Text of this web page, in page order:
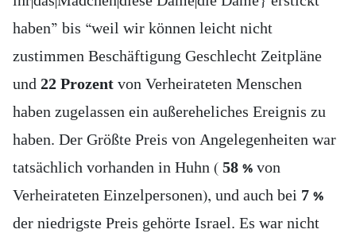
haben” bis “weil wir können leicht nicht
zustimmen Beschäftigung Geschlecht Zeitpläne
und 22 Prozent von Verheirateten Menschen
haben zugelassen ein außereheliches Ereignis zu
haben. Der Größte Preis von Angelegenheiten war
tatsächlich vorhanden in Huhn ( 58 % von
Verheirateten Einzelpersonen), und auch bei 7 %
der niedrigste Preis gehörte Israel. Es war nicht